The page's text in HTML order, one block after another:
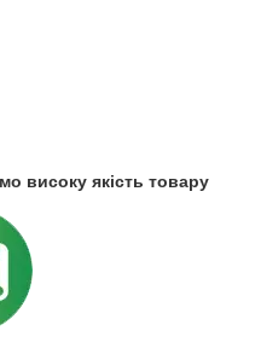
високу якість товару